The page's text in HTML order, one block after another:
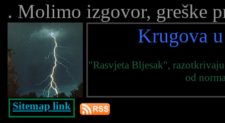
. Molimo izgovor, greške
Krugova
"Rasvjeta Bljesak",
od
Sitemap link